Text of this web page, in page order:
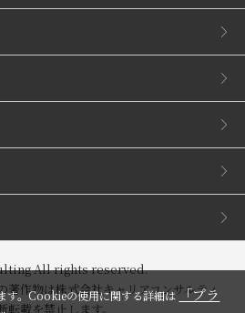
All rights reserved.
著作物は株式会社キャリアコンサルティ
載を禁止します。
す。Cookieの使用に関する詳細は「プラ